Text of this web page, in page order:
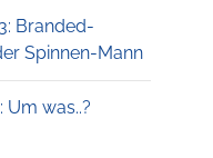
Branded-
Spinnen-Mann
Um was..?